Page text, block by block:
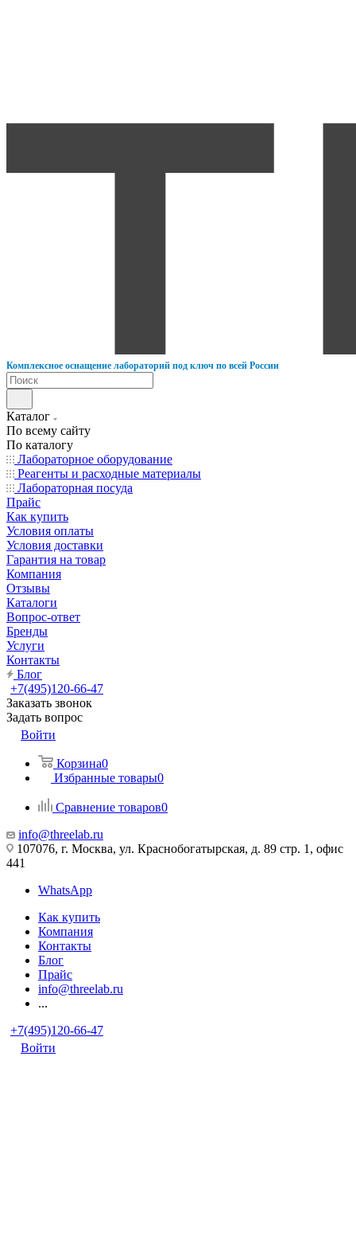
Комплексное оснащение лабораторий под ключ по всей России
Каталог
По всему сайту
По каталогу
Лабораторное оборудование
Реагенты и расходные материалы
Лабораторная посуда
Прайс
Как купить
Условия оплаты
Условия доставки
Гарантия на товар
Компания
Отзывы
Каталоги
Вопрос-ответ
Бренды
Услуги
Контакты
Блог
+7(495)120-66-47
Заказать звонок
Задать вопрос
Войти
Корзина0
Избранные товары0
Сравнение товаров0
info@threelab.ru
107076, г. Москва, ул. Краснобогатырская, д. 89 стр. 1, офис
441
WhatsApp
Как купить
Компания
Контакты
Блог
Прайс
info@threelab.ru
...
+7(495)120-66-47
Войти